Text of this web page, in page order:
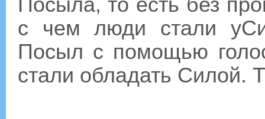
Посыла, то есть без
с чем люди стали
Посыл с помощью
стали обладать Силой.